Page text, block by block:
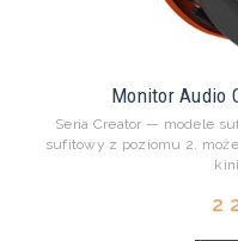
Monitor Audio
Seria Creator — modele
sufitowy z poziomu 2.
2